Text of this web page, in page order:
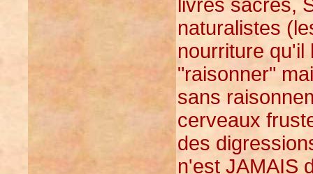
livres sacrés,
naturalistes
nourriture qu'il
"raisonner"
sans
cerveaux
des
n'est JAMAIS